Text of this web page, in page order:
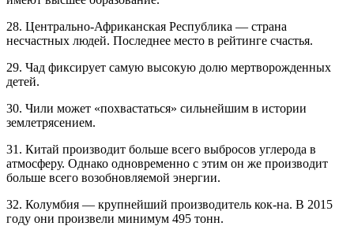
28. Центрально-Африканская Республика — страна
несчастных людей. Последнее место в рейтинге счастья.
29. Чад фиксирует самую высокую долю мертворожденных
детей.
30. Чили может «похвастаться» сильнейшим в истории
землетрясением.
31. Китай производит больше всего выбросов углерода в
атмосферу. Однако одновременно с этим он же производит
больше всего возобновляемой энергии.
32. Колумбия — крупнейший производитель кок-на. В 2015
году они произвели минимум 495 тонн.